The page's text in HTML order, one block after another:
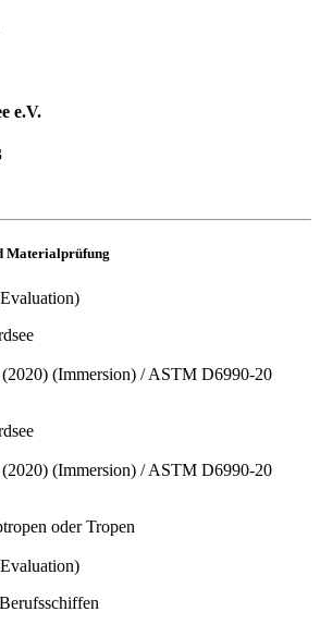
e.V.
Materialprüfung
(Immersion) / ASTM D6990-20
(Immersion) / ASTM D6990-20
oder Tropen